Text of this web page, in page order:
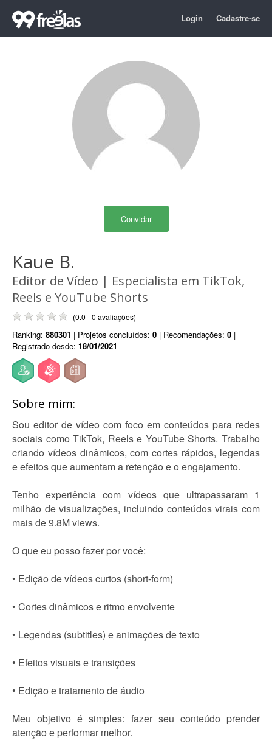
Login Cadastre-se
Convidar
Kaue B.
Editor de Vídeo | Especialista em TikTok,
Reels e YouTube Shorts
(0.0 - 0 avaliações)
Ranking: 880301 | Projetos concluídos: 0 | Recomendações: 0 |
Registrado desde: 18/01/2021
Sobre mim:
Sou editor de vídeo com foco em conteúdos para redes
sociais como TikTok, Reels e YouTube Shorts. Trabalho
criando vídeos dinâmicos, com cortes rápidos, legendas
e efeitos que aumentam a retenção e o engajamento.
Tenho experiência com vídeos que ultrapassaram 1
milhão de visualizações, incluindo conteúdos virais com
mais de 9.8M views.
O que eu posso fazer por você:
• Edição de vídeos curtos (short-form)
• Cortes dinâmicos e ritmo envolvente
• Legendas (subtitles) e animações de texto
• Efeitos visuais e transições
• Edição e tratamento de áudio
Meu objetivo é simples: fazer seu conteúdo prender
atenção e performar melhor.